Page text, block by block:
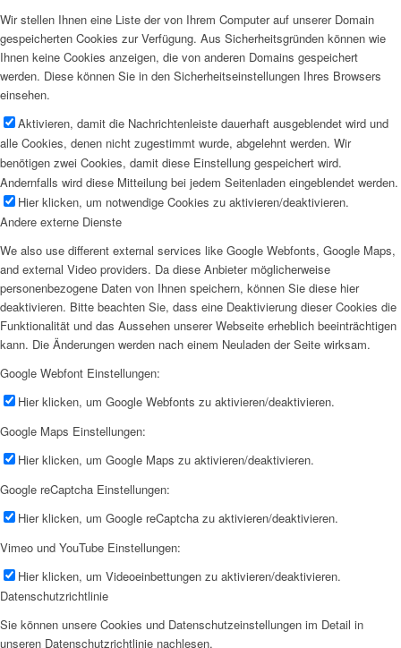
Wir stellen Ihnen eine Liste der von Ihrem Computer auf unserer Domain
gespeicherten Cookies zur Verfügung. Aus Sicherheitsgründen können wie
Ihnen keine Cookies anzeigen, die von anderen Domains gespeichert
werden. Diese können Sie in den Sicherheitseinstellungen Ihres Browsers
einsehen.
Aktivieren, damit die Nachrichtenleiste dauerhaft ausgeblendet wird und
alle Cookies, denen nicht zugestimmt wurde, abgelehnt werden. Wir
benötigen zwei Cookies, damit diese Einstellung gespeichert wird.
Andernfalls wird diese Mitteilung bei jedem Seitenladen eingeblendet werden.
Hier klicken, um notwendige Cookies zu aktivieren/deaktivieren.
Andere externe Dienste
We also use different external services like Google Webfonts, Google Maps,
and external Video providers. Da diese Anbieter möglicherweise
personenbezogene Daten von Ihnen speichern, können Sie diese hier
deaktivieren. Bitte beachten Sie, dass eine Deaktivierung dieser Cookies die
Funktionalität und das Aussehen unserer Webseite erheblich beeinträchtigen
kann. Die Änderungen werden nach einem Neuladen der Seite wirksam.
Google Webfont Einstellungen:
Hier klicken, um Google Webfonts zu aktivieren/deaktivieren.
Google Maps Einstellungen:
Hier klicken, um Google Maps zu aktivieren/deaktivieren.
Google reCaptcha Einstellungen:
Hier klicken, um Google reCaptcha zu aktivieren/deaktivieren.
Vimeo und YouTube Einstellungen:
Hier klicken, um Videoeinbettungen zu aktivieren/deaktivieren.
Datenschutzrichtlinie
Sie können unsere Cookies und Datenschutzeinstellungen im Detail in
unseren Datenschutzrichtlinie nachlesen.